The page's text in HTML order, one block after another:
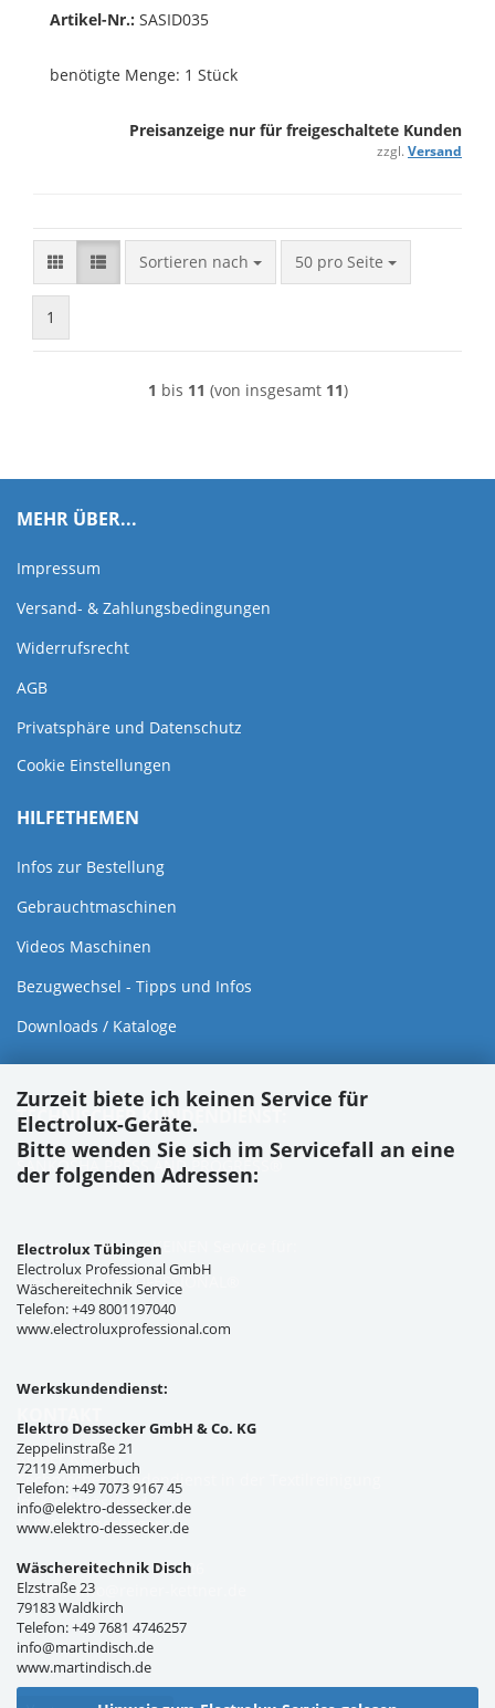
Zurzeit biete ich keinen Service für
Electrolux-Geräte.
Bitte wenden Sie sich im Servicefall an eine
der folgenden Adressen:
Electrolux Tübingen
Electrolux Professional GmbH
Wäschereitechnik Service
Telefon: +49 8001197040
www.electroluxprofessional.com
Werkskundendienst:
Elektro Dessecker GmbH & Co. KG
Zeppelinstraße 21
72119 Ammerbuch
Telefon: +49 7073 9167 45
info@elektro-dessecker.de
www.elektro-dessecker.de
Wäschereitechnik Disch
Elzstraße 23
79183 Waldkirch
Telefon: +49 7681 4746257
info@martindisch.de
www.martindisch.de
Artikel-Nr.: SASID035
benötigte Menge: 1 Stück
Preisanzeige nur für freigeschaltete Kunden
zzgl. Versand
Sortieren nach
Sortieren nach 50 pro Seite
pro Seite
1
1 bis 11 (von insgesamt 11)
MEHR ÜBER...
Impressum
Versand- & Zahlungsbedingungen
Widerrufsrecht
AGB
Privatsphäre und Datenschutz
Cookie Einstellungen
HILFETHEMEN
Infos zur Bestellung
Gebrauchtmaschinen
Videos Maschinen
Bezugwechsel - Tipps und Infos
Downloads / Kataloge
TECHNISCHER KUNDENDIENST:
SANKOSHA PRESS AND PROGRESS®
Zurzeit bieten wir KEINEN Service für:
ELECTROLUX PROFESSIONAL®
Reiner Kettner
Technischer Kundendienst in der Textilreinigung
Im Kirchleösch 34
D-88662 Überlingen
Telefon: +49 7551 308326
E-Mail:info@reiner-kettner.de